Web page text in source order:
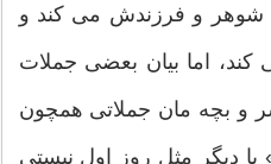
شوهر و فرزندش می کند و
کند، اما بیان بعضی جملات
و بچه مان جملاتی همچون
دیگر مثل روز اول نیستی